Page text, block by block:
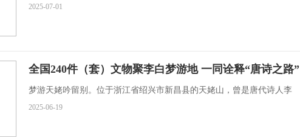
2025-07-01
全国240件（套）文物聚李白梦游地 一同诠释“唐诗之路”
梦游天姥吟留别。位于浙江省绍兴市新昌县的天姥山，曾是唐代诗人李
2025-06-19